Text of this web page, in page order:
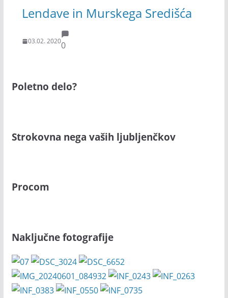
Lendave in Murskega Središća
03.02. 20200
Poletno delo?
Strokovna nega vaših ljubljenčkov
Procom
Naključne fotografije